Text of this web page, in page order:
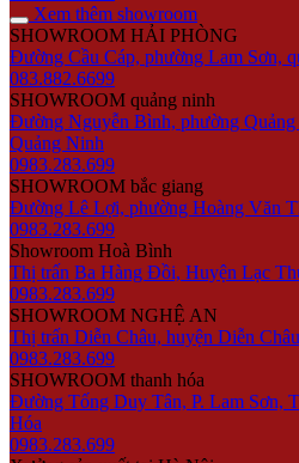
Xem thêm showroom
SHOWROOM HẢI PHÒNG
Đường Cầu Cáp, phường Lam Sơn,
083.882.6699
SHOWROOM quảng ninh
Đường Nguyễn Bình, phường Quảng
Quảng Ninh
0983.283.699
SHOWROOM bắc giang
Đường Lê Lợi, phường Hoàng Văn
0983.283.699
Showroom Hoà Bình
Thị trấn Ba Hàng Đồi, Huyện Lạc
0983.283.699
SHOWROOM NGHỆ AN
Thị trấn Diễn Châu, huyện Diễn
0983.283.699
SHOWROOM thanh hóa
Đường Tống Duy Tân, P. Lam Sơn,
Hóa
0983.283.699